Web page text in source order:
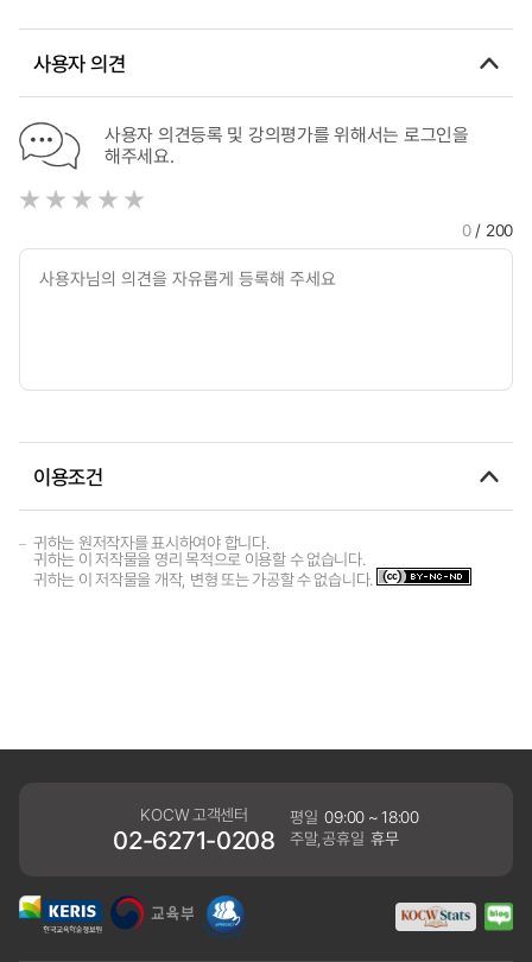
사용자 의견
사용자 의견등록 및 강의평가를 위해서는 로그인을
해주세요.
0/ 200
이용조건
귀하는 원저작자를 표시하여야 합니다.
귀하는 이 저작물을 영리 목적으로 이용할 수 없습니다.
귀하는 이 저작물을 개작, 변형 또는 가공할 수 없습니다.
KOCW 고객센터
02-6271-0208
평일 09:00 ~ 18:00
주말,공휴일 휴무